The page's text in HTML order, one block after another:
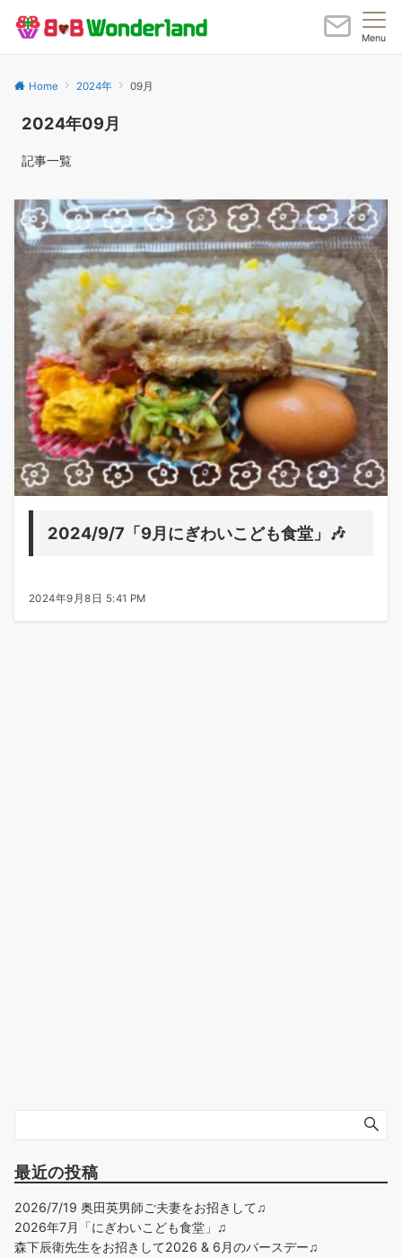
Menu
Home 2024年 09月
2024年09月
記事一覧
2024/9/7「9月にぎわいこども食堂」🎶
2024年9月8日 5:41 PM
最近の投稿
2026/7/19 奥田英男師ご夫妻をお招きして♫
2026年7月「にぎわいこども食堂」♫
森下辰衛先生をお招きして2026 & 6月のバースデー♫